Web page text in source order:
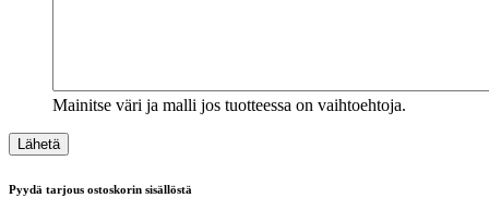
Mainitse väri ja malli jos tuotteessa on vaihtoehtoja.
Pyydä tarjous ostoskorin sisällöstä